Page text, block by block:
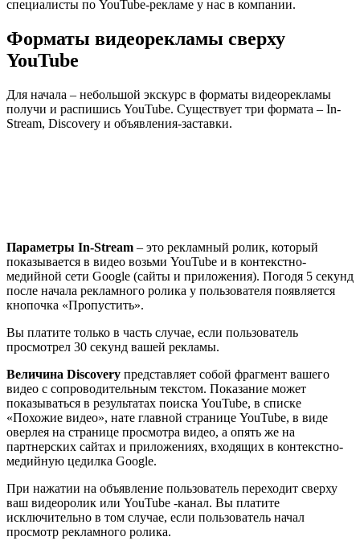
специалисты по YouTube-рекламе у нас в компании.
Форматы видеорекламы сверху
YouTube
Для начала – небольшой экскурс в форматы видеорекламы
получи и распишись YouTube. Существует три формата – In-
Stream, Discovery и объявления-заставки.
Параметры In-Stream – это рекламный ролик, который
показывается в видео возьми YouTube и в контекстно-
медийной сети Google (сайты и приложения). Погодя 5 секунд
после начала рекламного ролика у пользователя появляется
кнопочка «Пропустить».
Вы платите только в часть случае, если пользователь
просмотрел 30 секунд вашей рекламы.
Величина Discovery представляет собой фрагмент вашего
видео с сопроводительным текстом. Показание может
показываться в результатах поиска YouTube, в списке
«Похожие видео», нате главной странице YouTube, в виде
оверлея на странице просмотра видео, а опять же на
партнерских сайтах и приложениях, входящих в контекстно-
медийную цедилка Google.
При нажатии на объявление пользователь переходит сверху
ваш видеоролик или YouTube -канал. Вы платите
исключительно в том случае, если пользователь начал
просмотр рекламного ролика.